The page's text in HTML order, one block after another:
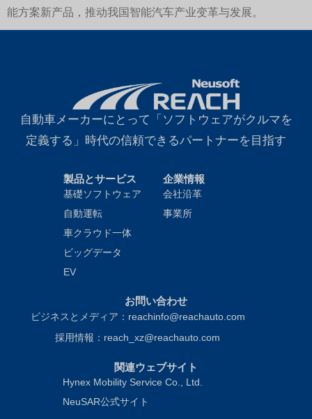
能方案新产品，推动我国智能汽车产业变革与发展。
自動車メーカーにとって「ソフトウェアがクルマを
定義する」時代の信頼できるパートナーを目指す
製品とサービス
基礎ソフトウェア
自動運転
車クラウド一体
ビッグデータ
EV
企業情報
会社沿革
事業所
お問い合わせ
ビジネスとメディア：reachinfo@reachauto.com
採用情報：reach_xz@reachauto.com
関連ウェブサイト
Hynex Mobility Service Co., Ltd.
NeuSAR公式サイト